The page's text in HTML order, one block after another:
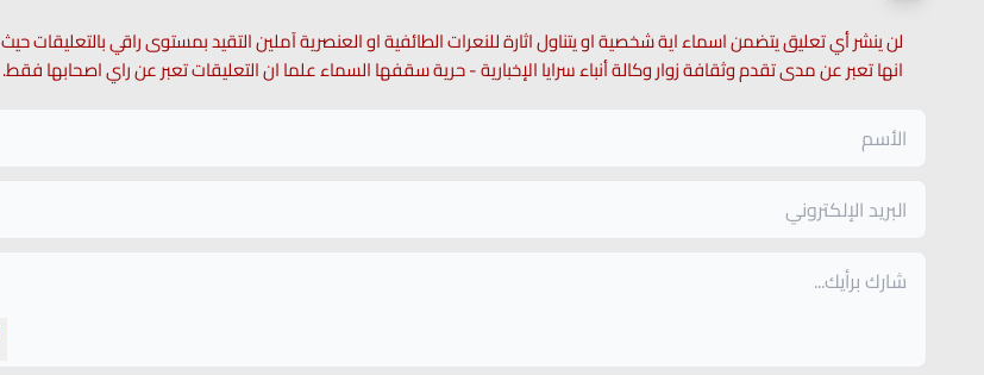
لن ينشر أي تعليق يتضمن اسماء اية شخصية او يتناول اثارة للنعرات الطائفية او العنصرية آملين التقيد بمستوى راقي بالتعليقات حيث
انها تعبر عن مدى تقدم وثقافة زوار وكالة أنباء سرايا الإخبارية - حرية سقفها السماء علما ان التعليقات تعبر عن راي اصحابها فقط.